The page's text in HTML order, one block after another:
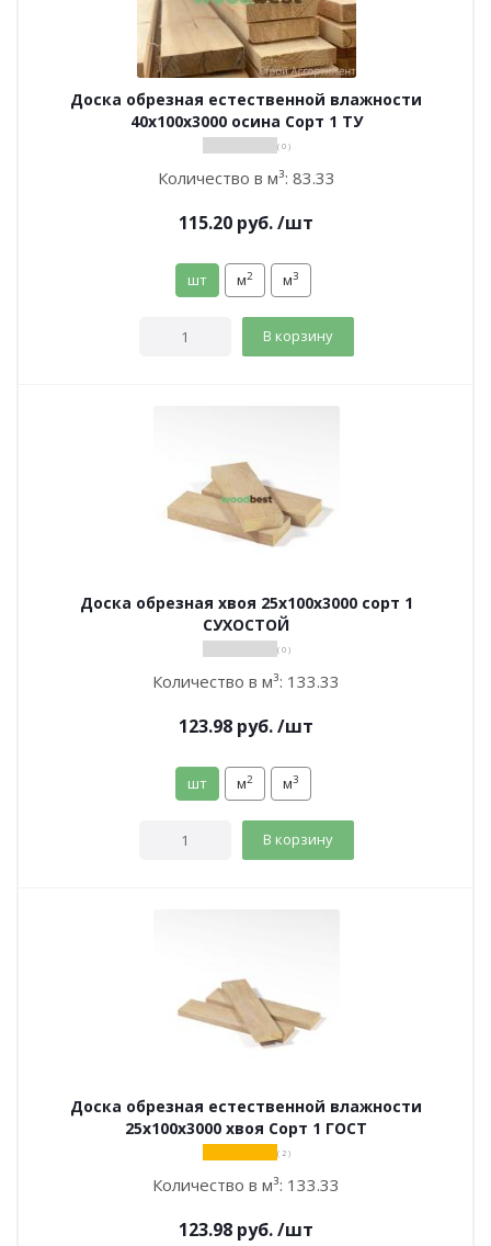
Доска обрезная естественной влажности
40х100х3000 осина Сорт 1 ТУ
( 0 )
Количество в м³: 83.33
115.20 руб./шт
шт м2 м3
В корзину
Доска обрезная хвоя 25х100х3000 сорт 1
СУХОСТОЙ
( 0 )
Количество в м³: 133.33
123.98 руб./шт
шт м2 м3
В корзину
Доска обрезная естественной влажности
25х100х3000 хвоя Сорт 1 ГОСТ
( 2 )
Количество в м³: 133.33
123.98 руб./шт